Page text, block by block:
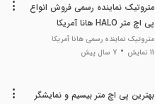
متروتیک نماینده رسمی فروش انواع
پی اچ متر HALO هانا آمریکا
متروتیک نماینده رسمی هانا آمریکا
11 نمایش
7 سال پیش
بهترین پی اچ متر بیسیم و نمایشگر